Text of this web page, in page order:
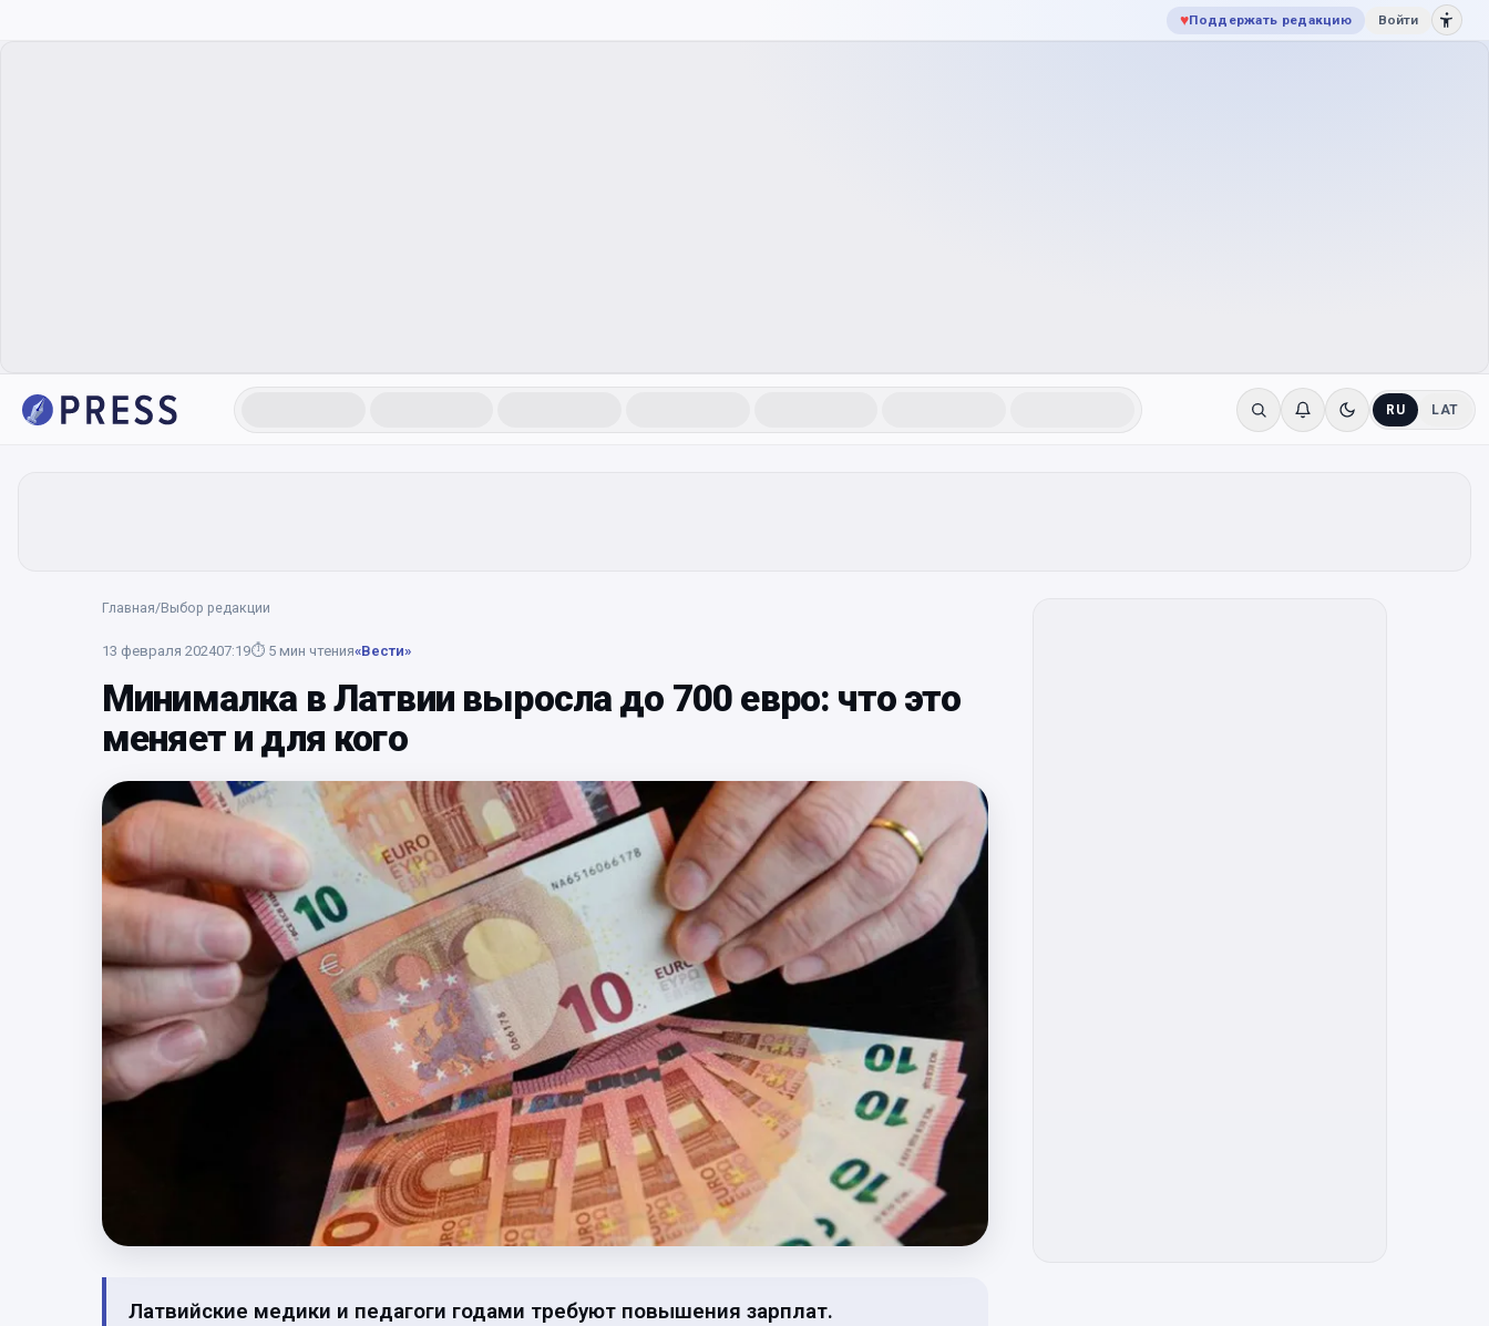
♥Поддержать редакцию Войти
RU LAT
Главная/Выбор редакции
13 февраля 202407:19⏱ 5 мин чтения«Вести»
Минималка в Латвии выросла до 700 евро: что это
меняет и для кого
Латвийские медики и педагоги годами требуют повышения зарплат.